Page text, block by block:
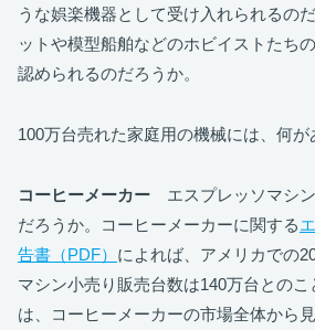
うな娯楽機器として受け入れられるの
ットや模型船舶などのホビイストたち
認められるのだろうか。
100万台売れた家庭用の機械には、何が
コーヒーメーカー エスプレッソマシ
だろうか。コーヒーメーカーに関する
告書（PDF） によれば、アメリカでの
マシン小売り販売台数は140万台との
は、コーヒーメーカーの市場全体から